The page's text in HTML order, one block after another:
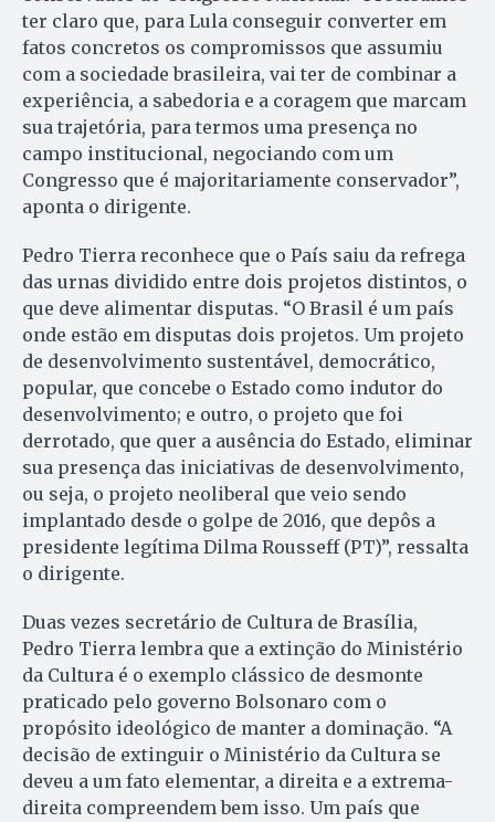
ter claro que, para Lula conseguir converter em
fatos concretos os compromissos que assumiu
com a sociedade brasileira, vai ter de combinar a
experiência, a sabedoria e a coragem que marcam
sua trajetória, para termos uma presença no
campo institucional, negociando com um
Congresso que é majoritariamente conservador”,
aponta o dirigente.
Pedro Tierra reconhece que o País saiu da refrega
das urnas dividido entre dois projetos distintos, o
que deve alimentar disputas. “O Brasil é um país
onde estão em disputas dois projetos. Um projeto
de desenvolvimento sustentável, democrático,
popular, que concebe o Estado como indutor do
desenvolvimento; e outro, o projeto que foi
derrotado, que quer a ausência do Estado, eliminar
sua presença das iniciativas de desenvolvimento,
ou seja, o projeto neoliberal que veio sendo
implantado desde o golpe de 2016, que depôs a
presidente legítima Dilma Rousseff (PT)”, ressalta
o dirigente.
Duas vezes secretário de Cultura de Brasília,
Pedro Tierra lembra que a extinção do Ministério
da Cultura é o exemplo clássico de desmonte
praticado pelo governo Bolsonaro com o
propósito ideológico de manter a dominação. “A
decisão de extinguir o Ministério da Cultura se
deveu a um fato elementar, a direita e a extrema-
direita compreendem bem isso. Um país que